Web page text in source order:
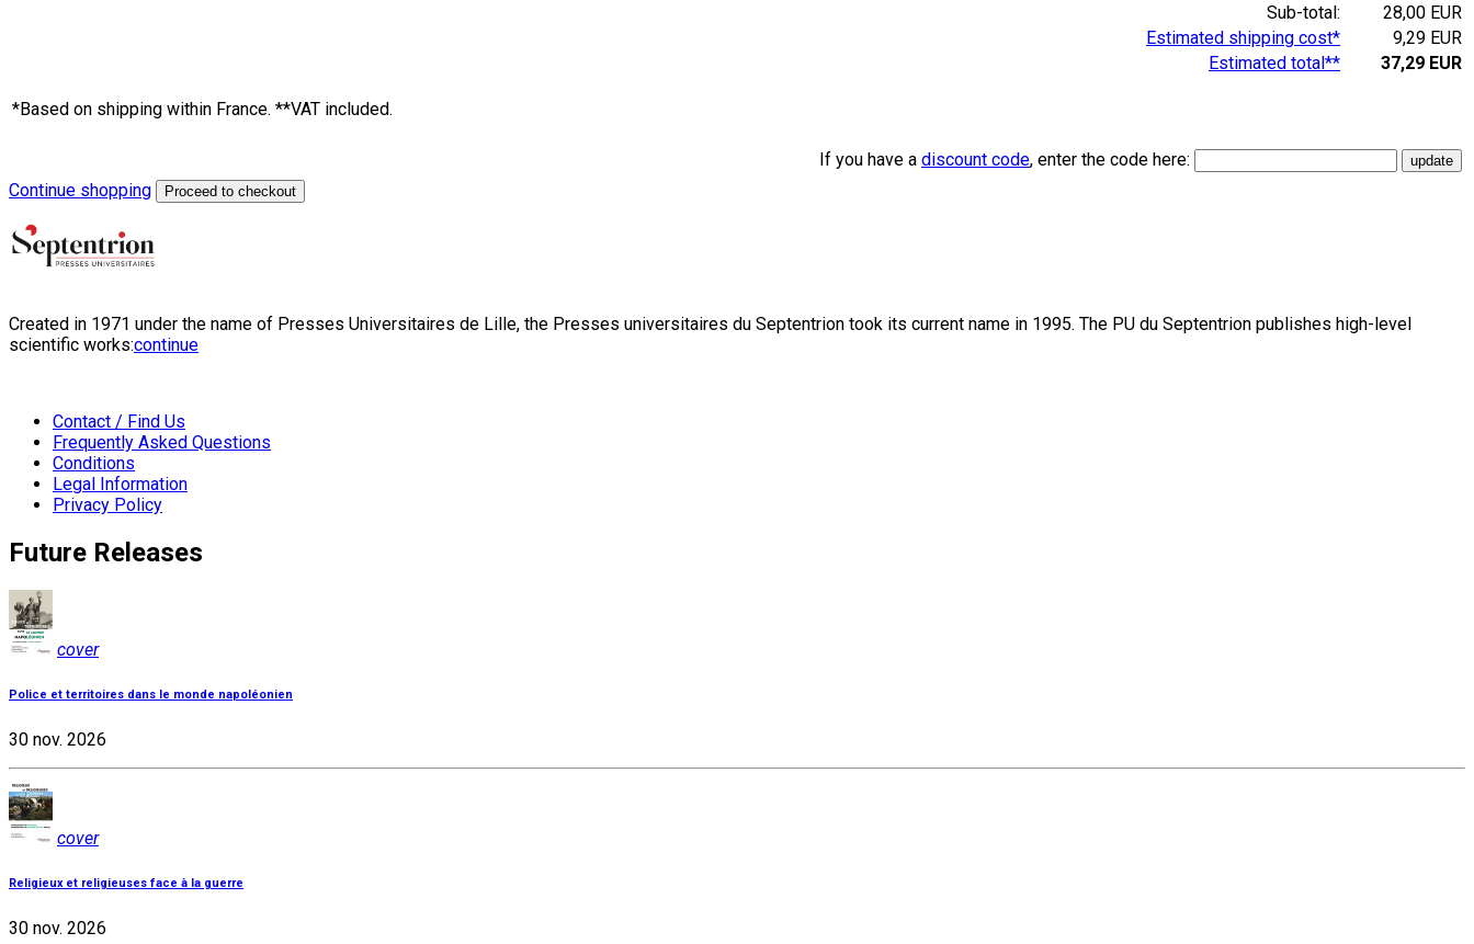
Sub-total:
28,00 EUR
Estimated shipping cost*
9,29 EUR
Estimated total**
37,29 EUR
*Based on shipping within France. **VAT included.
If you have a discount code, enter the code here:
Continue shopping
Proceed to checkout
Created in 1971 under the name of Presses Universitaires de Lille, the Presses universitaires du Septentrion took its current name in 1995. The PU du Septentrion publishes high-level
scientific works:continue
Contact / Find Us
Frequently Asked Questions
Conditions
Legal Information
Privacy Policy
Future Releases
cover
Police et territoires dans le monde napoléonien
30 nov. 2026
cover
Religieux et religieuses face à la guerre
30 nov. 2026